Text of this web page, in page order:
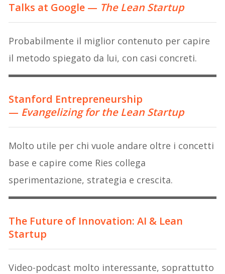
Talks at Google — The Lean Startup
Probabilmente il miglior contenuto per capire
il metodo spiegato da lui, con casi concreti.
Stanford Entrepreneurship
— Evangelizing for the Lean Startup
Molto utile per chi vuole andare oltre i concetti
base e capire come Ries collega
sperimentazione, strategia e crescita.
The Future of Innovation: AI & Lean
Startup
Video-podcast molto interessante, soprattutto